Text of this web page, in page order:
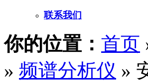
联系我们
你的位置： 首页
» 频谱分析仪 »